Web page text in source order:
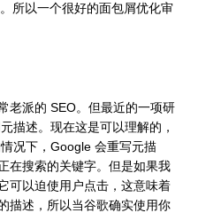
所以一个很好的面包屑优化审
老派的 SEO。但最近的一项研
描述。现在这是可以理解的，
况下，Google 会重写元描
在搜索的关键字。但是如果我
可以迫使用户点击，这意味着
描述，所以当谷歌确实使用你